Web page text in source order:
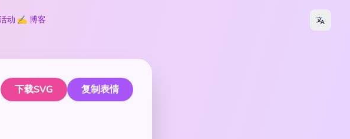
动 ✍️ 博客
下载SVG 复制表情